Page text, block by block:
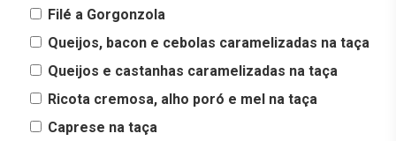
Filé a Gorgonzola
Queijos, bacon e cebolas caramelizadas na taça
Queijos e castanhas caramelizadas na taça
Ricota cremosa, alho poró e mel na taça
Caprese na taça